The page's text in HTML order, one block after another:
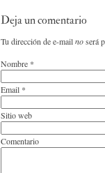
Deja un comentario
Tu dirección de e-mailnoserá
Nombre *
Email *
Sitio web
Comentario